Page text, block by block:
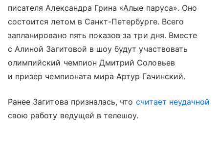
писателя Александра Грина «Алые паруса». Оно
состоится летом в Санкт-Петербурге. Всего
запланировано пять показов за три дня. Вместе
с Алиной Загитовой в шоу будут участвовать
олимпийский чемпион Дмитрий Соловьев
и призер чемпионата мира Артур Гачинский.
Ранее Загитова призналась, что считает неудачной
свою работу ведущей в телешоу.